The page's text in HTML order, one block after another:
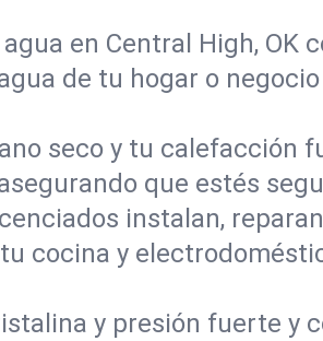
en Central High, OK
de tu hogar o
seco y tu calefacción
que estés
instalan,
cocina y
y presión fuerte y